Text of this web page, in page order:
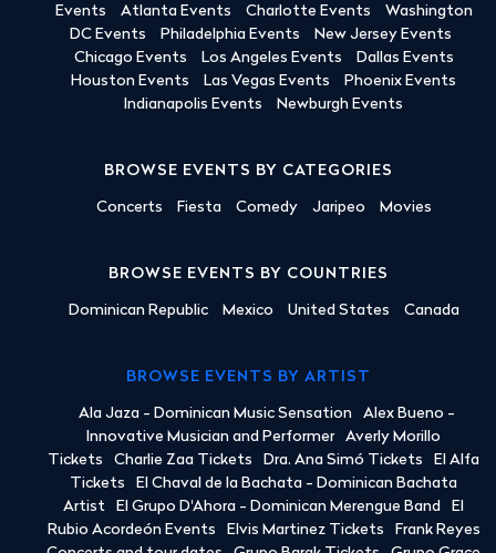
Events
Atlanta Events Charlotte Events
Washington
DC Events
Philadelphia Events
New Jersey Events
Chicago Events
Los Angeles Events
Dallas Events
Houston Events
Las Vegas Events
Phoenix Events
Indianapolis Events
Newburgh Events
BROWSE EVENTS BY CATEGORIES
Concerts Fiesta Comedy Jaripeo Movies
BROWSE EVENTS BY COUNTRIES
Dominican Republic Mexico United States Canada
BROWSE EVENTS BY ARTIST
Ala Jaza - Dominican Music Sensation
Alex Bueno -
Innovative Musician and Performer
Averly Morillo
Tickets
Charlie Zaa Tickets Dra. Ana Simó Tickets
El Alfa
Tickets
El Chaval de la Bachata - Dominican Bachata
Artist
El Grupo D'Ahora - Dominican Merengue Band
El
Rubio Acordeón Events
Elvis Martinez Tickets
Frank Reyes